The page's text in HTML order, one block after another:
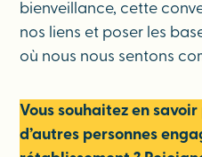
bienveillance, cette
nos liens et poser les
où nous nous sentons
Vous souhaitez en
d’autres personnes